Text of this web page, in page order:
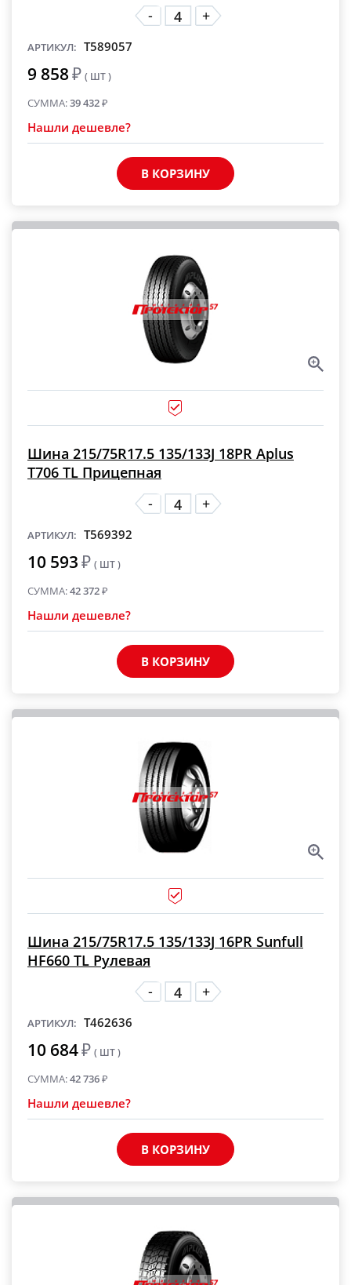
-
+
АРТИКУЛ: T589057
9 858₽ ( ШТ )
СУММА:39 432₽
Нашли дешевле?
В КОРЗИНУ
Шина 215/75R17.5 135/133J 18PR Aplus
T706 TL Прицепная
-
+
АРТИКУЛ: T569392
10 593₽ ( ШТ )
СУММА:42 372₽
Нашли дешевле?
В КОРЗИНУ
Шина 215/75R17.5 135/133J 16PR Sunfull
HF660 TL Рулевая
-
+
АРТИКУЛ: T462636
10 684₽ ( ШТ )
СУММА:42 736₽
Нашли дешевле?
В КОРЗИНУ